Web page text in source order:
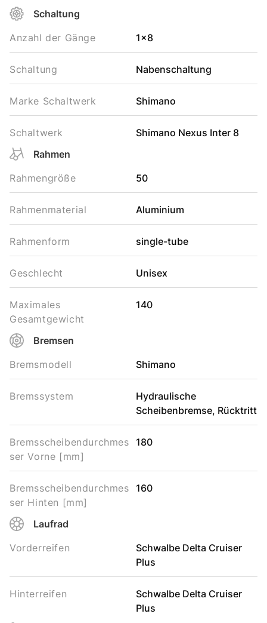
Schaltung
Anzahl der Gänge
1x8
Schaltung Nabenschaltung
Marke Schaltwerk Shimano
Schaltwerk
Shimano Nexus Inter 8
Rahmen
Rahmengröße
50
Rahmenmaterial Aluminium
Rahmenform single-tube
Geschlecht Unisex
Maximales
Gesamtgewicht
140
Bremsen
Bremsmodell
Shimano
Bremssystem
Hydraulische
Scheibenbremse, Rücktritt
Bremsscheibendurchmes
ser Vorne [mm]
180
Bremsscheibendurchmes
ser Hinten [mm]
160
Laufrad
Vorderreifen
Schwalbe Delta Cruiser
Plus
Hinterreifen
Schwalbe Delta Cruiser
Plus